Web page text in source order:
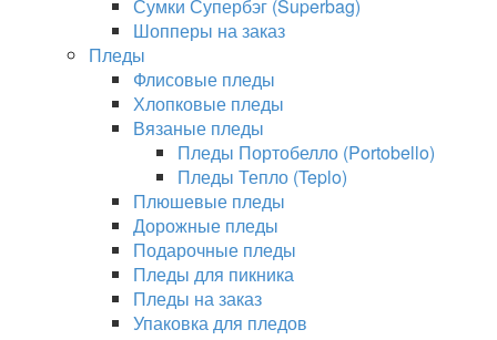
Сумки Супербэг (Superbag)
Шопперы на заказ
Пледы
Флисовые пледы
Хлопковые пледы
Вязаные пледы
Пледы Портобелло (Portobello)
Пледы Тепло (Teplo)
Плюшевые пледы
Дорожные пледы
Подарочные пледы
Пледы для пикника
Пледы на заказ
Упаковка для пледов